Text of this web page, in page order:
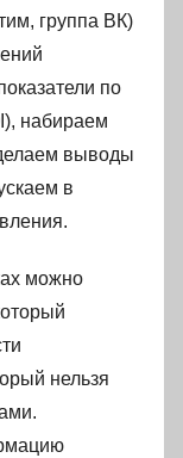
группа ВК)
по
набираем
выводы
в
можно
нельзя